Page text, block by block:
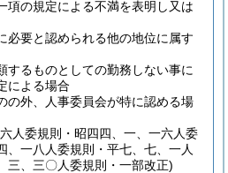
項の規定による不満を表明し又は
必要と認められる他の地位に属す
するものとしての勤務しない事に
による場合
の外、人事委員会が特に認める場
人委規則・昭四四、一、一六人委
、一八人委規則・平七、七、一人
三、三〇人委規則・一部改正)